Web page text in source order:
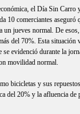
el Día Sin
10 comerciantes aseguró
un jueves normal. De
del 70%. Esta situación
se evidenció durante la
movilidad normal.
bicicletas y sus
del 20% y la afluencia de